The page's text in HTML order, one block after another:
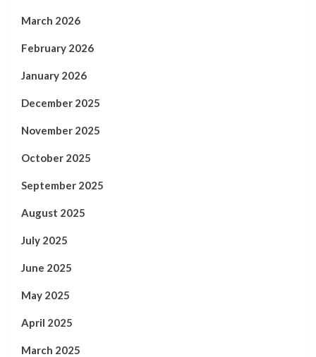
March 2026
February 2026
January 2026
December 2025
November 2025
October 2025
September 2025
August 2025
July 2025
June 2025
May 2025
April 2025
March 2025